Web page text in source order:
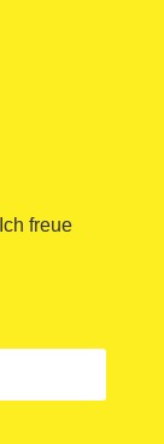
freue